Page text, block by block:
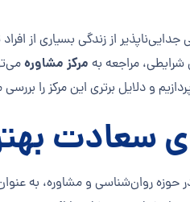
از زندگی بسیاری
شرایطی، مراجعه به مرکز مشاوره
و دلایل برتری این مرکز را
سعادت
روان‌شناسی و مشاوره، به عنوان